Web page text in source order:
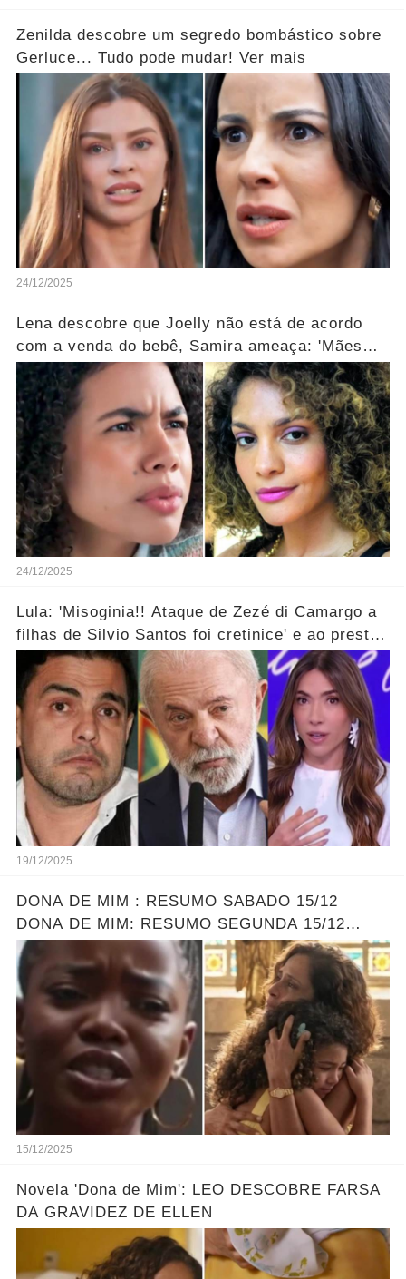
Zenilda descobre um segredo bombástico sobre
Gerluce... Tudo pode mudar! Ver mais
24/12/2025
Lena descobre que Joelly não está de acordo
com a venda do bebê, Samira ameaça: 'Mães
que desistem desaparecem!' ... Ver mais
24/12/2025
Lula: 'Misoginia!! Ataque de Zezé di Camargo a
filhas de Silvio Santos foi cretinice' e ao prestar
soli...ver mais!
19/12/2025
DONA DE MIM : RESUMO SABADO 15/12
DONA DE MIM: RESUMO SEGUNDA 15/12
ELLEN ENCONTRA SOFIA - LEONA DESCOBRE
O PLANO DE ELLEN
15/12/2025
Novela 'Dona de Mim': LEO DESCOBRE FARSA
DA GRAVIDEZ DE ELLEN